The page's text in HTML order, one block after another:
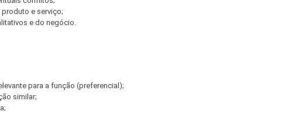
e serviço;
e do negócio.
para a função (preferencial);
similar;